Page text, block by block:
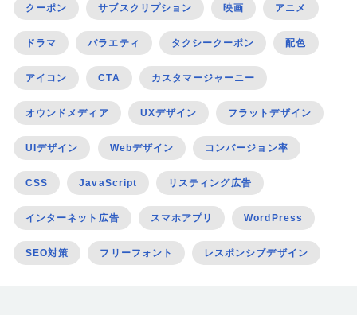
クーポン サブスクリプション 映画 アニメ
ドラマ バラエティ タクシークーポン 配色
アイコン CTA カスタマージャーニー
オウンドメディア UXデザイン フラットデザイン
UIデザイン Webデザイン コンバージョン率
CSS JavaScript リスティング広告
インターネット広告 スマホアプリ WordPress
SEO対策 フリーフォント レスポンシブデザイン